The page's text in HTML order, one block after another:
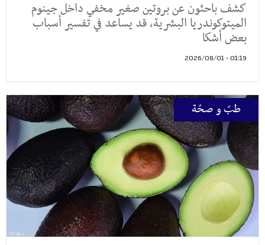
كشف باحثون عن بروتين صغير مخفي داخل جينوم
الميتوكوندريا البشرية، قد يساعد في تفسير أسباب
بعض أشكا
01:19 - 2026/08/01
طبّ و صحّة